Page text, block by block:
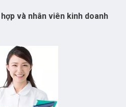
và nhân viên kinh doanh